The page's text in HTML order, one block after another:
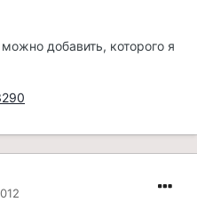
можно добавить, которого я